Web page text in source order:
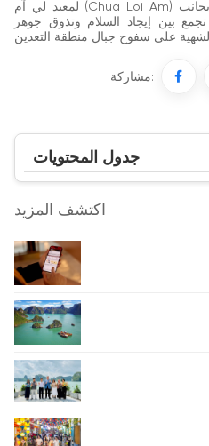
لمعبد لي آم (Chua Loi Am) ووجبة غداء من الدجاج المشوي بجانب
بين إيجاد السلام وتذوق جوهر
مشاركة:
جدول المحتويات
اكتشف المزيد